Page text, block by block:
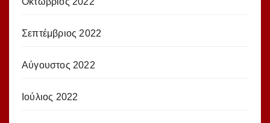
Σεπτέμβριος 2022
Αύγουστος 2022
Ιούλιος 2022